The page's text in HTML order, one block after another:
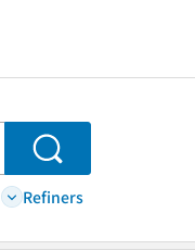
Search
Refiners